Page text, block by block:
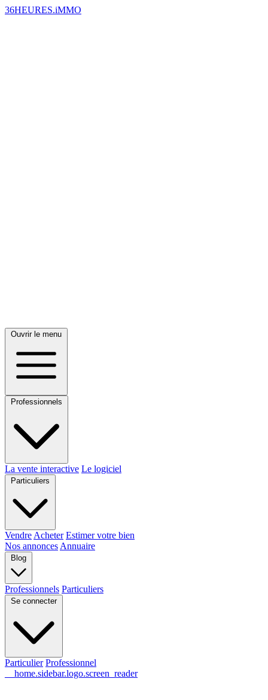
36HEURES.iMMO
Ouvrir le menu
Professionnels
La vente interactive Le logiciel
Particuliers
Vendre Acheter Estimer votre bien
Nos annonces Annuaire
Blog
Professionnels Particuliers
Se connecter
Particulier Professionnel
__home.sidebar.logo.screen_reader